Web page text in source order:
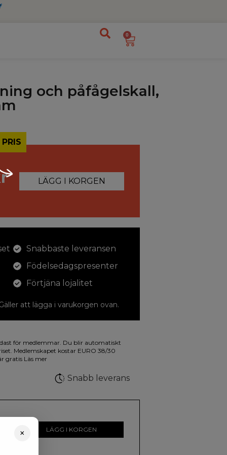
0
och påfågelskall,
LÄGG I KORGEN
Snabbaste leveransen
Födelsedagspresenter
Förtjäna lojalitet
att lägga i varukorgen ovan.
teckningar med. På illustrationen på
färger.
för medlemmar. Du blir automatiskt
Medlemskapet kostar EURO 38/30
gratis Läs mer
Snabb leverans
LÄGG I KORGEN
×